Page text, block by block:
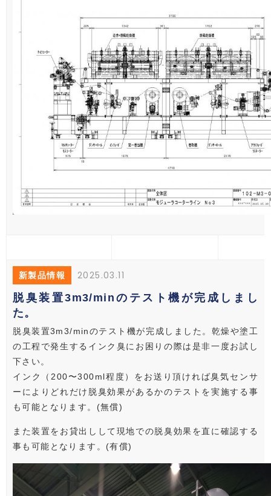
新製品情報
2025.03.11
脱臭装置3m3/minのテスト機が完成しまし
た。
脱臭装置3m3/minのテスト機が完成しました。乾燥や塗工
の工程で発生するインク臭にお困りの際は是非一度お試し
下さい。
インク（200〜300ml程度）をお送り頂ければ臭気センサ
ーによりどれだけ脱臭効果があるかのテストを実施する事
も可能となります。(無償)
また装置をお貸出しして現地での脱臭効果を直に確認する
事も可能となります。(有償)